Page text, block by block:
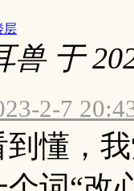
层
于
2-7
懂，